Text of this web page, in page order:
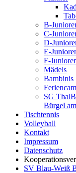
B-
C-
D-
E-
F-
Mädels
Bambinis
SG
Bürgel
Tischtennis
Volleyball
Kontakt
Impressum
Datenschutz
SV Blau-Weiß